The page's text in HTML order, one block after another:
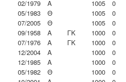
02/1979 Α 1005
0
05/1983 Θ 1005
0
07/2005 Θ 1005
0
09/1958 Α ΓΚ 1000
0
07/1976 Α ΓΚ 1000
0
12/2004 Α 1000
0
12/1985 Α 1000
0
05/1982 Θ 1000
0